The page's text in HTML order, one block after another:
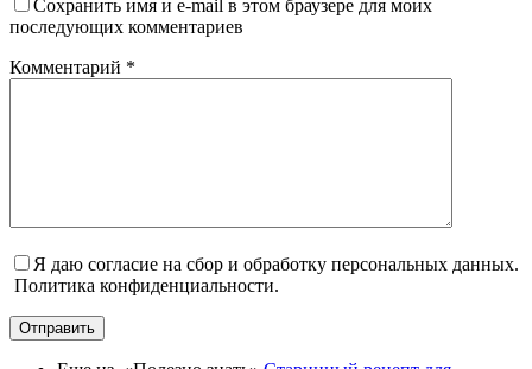
Сохранить имя и e-mail в этом браузере для моих
последующих комментариев
Комментарий *
Я даю согласие на сбор и обработку персональных данных.
Политика конфиденциальности.
Отправить